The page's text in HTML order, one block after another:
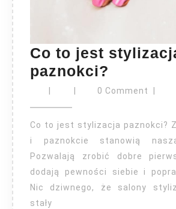
Co to jest
paznokci?
to
0 Comment
Co to jest stylizacja paznokci? Zadbane dłonie
i paznokcie stanowią
Pozwalają zrobić dobre
dodają pewności siebie i
Nic dziwnego, że salony
stały